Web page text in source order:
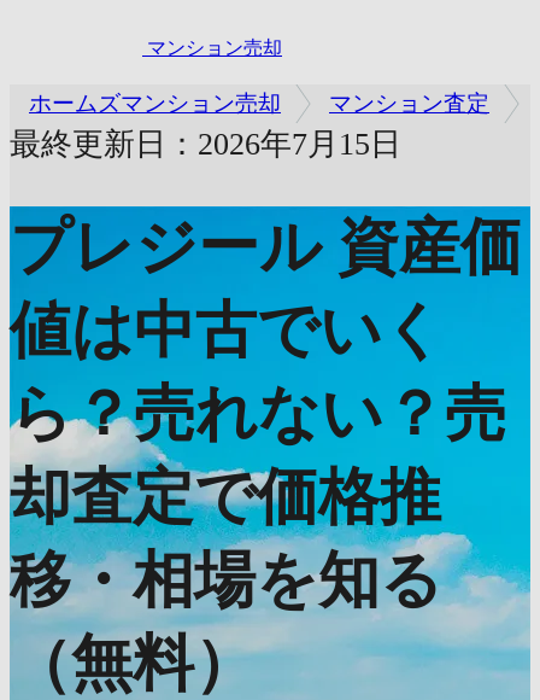
マンション売却
ホームズマンション売却 マンション査定
最終更新日：2026年7月15日
プレジール 資産価
値は中古でいく
ら？売れない？売
却査定で価格推
移・相場を知る
（無料）